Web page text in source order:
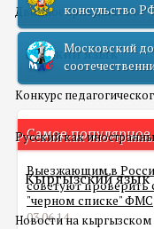
Двойное гражданство
Русский язык
Конкурс
Русский как
Кыргызский язык
Новости на кыргызском
консульство
Московский
Самое популярное
Выезжающим в
советуют проверить
"черном списке" ФМС
03.06.14